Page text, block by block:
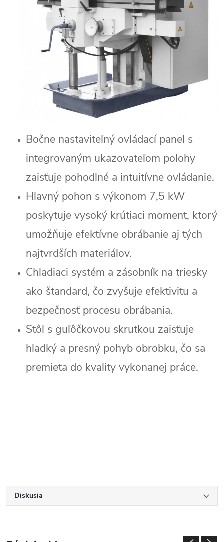
Bočne nastaviteľný ovládací panel s
integrovaným ukazovateľom polohy
zaisťuje pohodlné a intuitívne ovládanie.
Hlavný pohon s výkonom 7,5 kW
poskytuje vysoký krútiaci moment, ktorý
umožňuje efektívne obrábanie aj tých
najtvrdších materiálov.
Chladiaci systém a zásobník na triesky
ako štandard, čo zvyšuje efektivitu a
bezpečnosť procesu obrábania.
Stôl s guľôčkovou skrutkou zaisťuje
hladký a presný pohyb obrobku, čo sa
premieta do kvality vykonanej práce.
Diskusia